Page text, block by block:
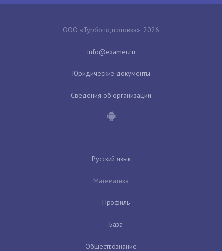
ООО «Турбоподготовка», 2026
Юридические документы
Сведения об организации
Русский язык
Математика
Профиль
База
Обществознание